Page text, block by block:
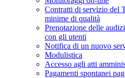
Contratti di servizio del
minime di qualità
Prenotazione delle
con gli utenti
Notifica di un nuovo
Modulistica
Accesso agli atti
Pagamenti spontanei